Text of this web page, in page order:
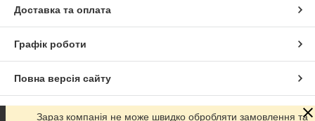
Доставка та оплата
Графік роботи
Повна версія сайту
Сайт створено на маркетплейсі Prom.ua
Зараз компанія не може швидко обробляти замовлення та